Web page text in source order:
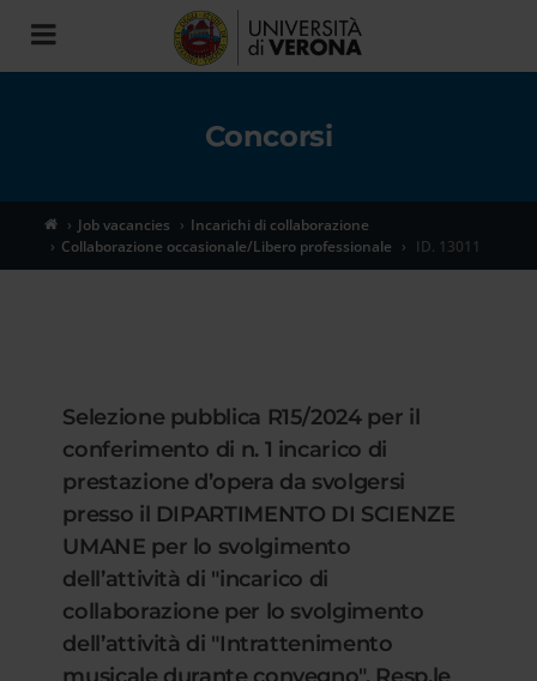
Toggle
navigation
Concorsi
Job vacancies
Incarichi di collaborazione
Collaborazione occasionale/Libero professionale
ID. 13011
Selezione pubblica R15/2024 per il
conferimento di n. 1 incarico di
prestazione d’opera da svolgersi
presso il DIPARTIMENTO DI SCIENZE
UMANE per lo svolgimento
dell’attività di "incarico di
collaborazione per lo svolgimento
dell’attività di "Intrattenimento